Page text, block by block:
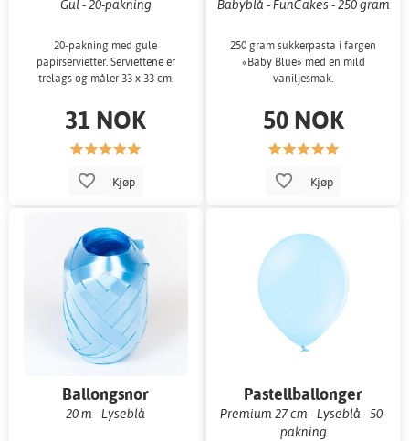
Gul - 20-pakning
20-pakning med gule
papirservietter. Serviettene er
trelags og måler 33 x 33 cm.
31 NOK
Kjøp
Babyblå - FunCakes - 250 gram
250 gram sukkerpasta i fargen
«Baby Blue» med en mild
vaniljesmak.
50 NOK
Kjøp
Ballongsnor
20 m - Lyseblå
Pastellballonger
Premium 27 cm - Lyseblå - 50-
pakning